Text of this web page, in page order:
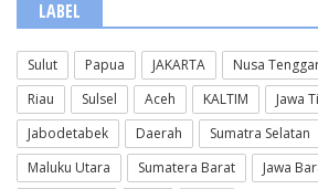
LABEL
Sulut Papua JAKARTA Nusa
Riau
Sulsel Aceh KALTIM Jawa
Jabodetabek
Daerah Sumatra Selatan
Maluku Utara
Sumatera Barat Jawa